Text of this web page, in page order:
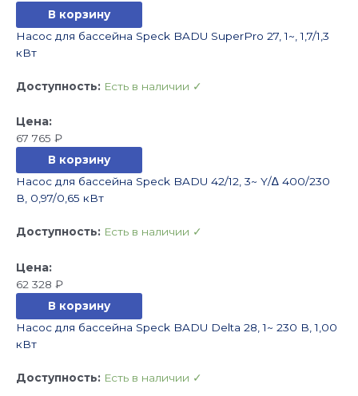
В корзину
Насос для бассейна Speck BADU SuperPro 27, 1~, 1,7/1,3
кВт
Доступность: Есть в наличии ✓
67 765 ₽
В корзину
Насос для бассейна Speck BADU 42/12, 3~ Y/∆ 400/230
В, 0,97/0,65 кВт
Доступность: Есть в наличии ✓
62 328 ₽
В корзину
Насос для бассейна Speck BADU Delta 28, 1~ 230 В, 1,00
кВт
Доступность: Есть в наличии ✓